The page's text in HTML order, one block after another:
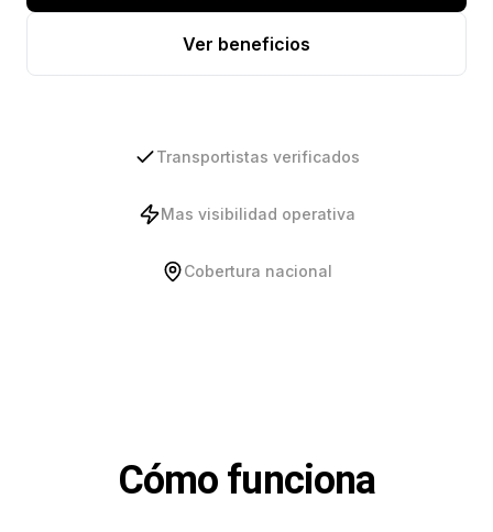
Ver beneficios
Transportistas verificados
Mas visibilidad operativa
Cobertura nacional
Cómo funciona